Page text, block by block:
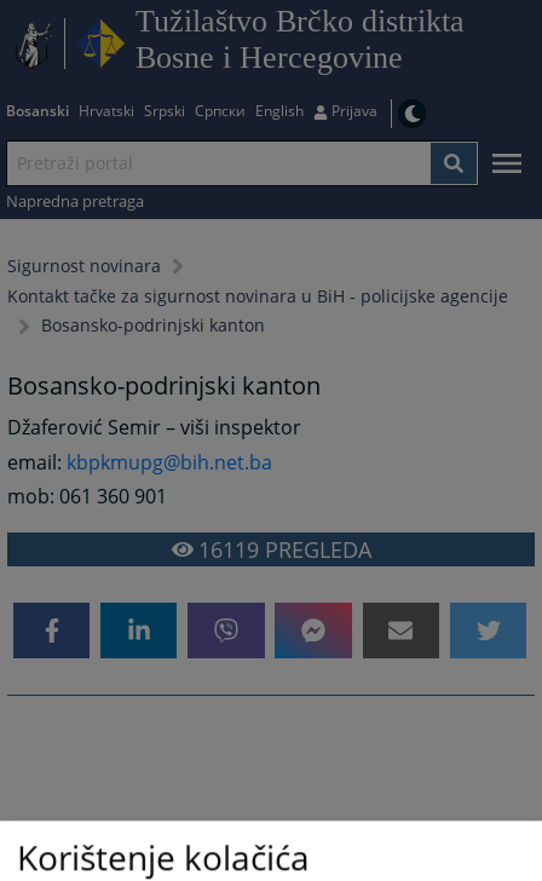
Tužilaštvo Brčko distrikta
Bosne i Hercegovine
Bosanski Hrvatski Srpski Српски English Prijava
Napredna pretraga
Sigurnost novinara
Kontakt tačke za sigurnost novinara u BiH - policijske agencije
Bosansko-podrinjski kanton
Bosansko-podrinjski kanton
Džaferović Semir – viši inspektor
email: kbpkmupg@bih.net.ba
mob: 061 360 901
16119PREGLEDA
Korištenje kolačića